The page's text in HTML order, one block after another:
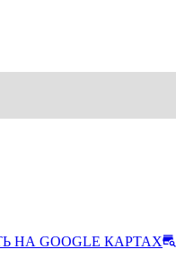
НА GOOGLE КАРТАХ